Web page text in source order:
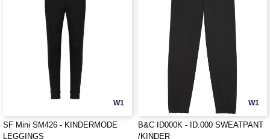
W1
SF Mini SM426 - KINDERMODE
LEGGINGS
W1
B&C ID000K - ID.000 SWEATPANT
/KINDER